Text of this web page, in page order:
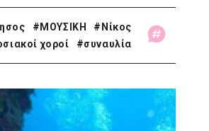
#ΜΟΥΣΙΚΗ
#Νίκος
χοροί #συναυλία